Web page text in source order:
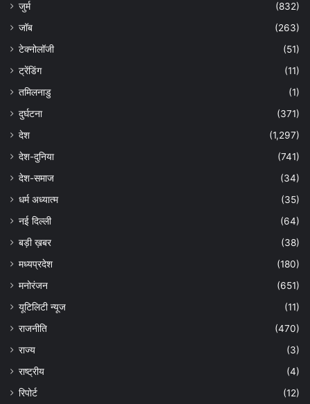
जुर्म
(832)
जॉब
(263)
टेक्नोलॉजी
(51)
ट्रेंडिंग
(11)
तमिलनाडु
(1)
दुर्घटना
(371)
देश
(1,297)
देश-दुनिया
(741)
देश-समाज
(34)
धर्म अध्यात्म
(35)
नई दिल्ली
(64)
बड़ी ख़बर
(38)
मध्यप्रदेश
(180)
मनोरंजन
(651)
यूटिलिटी न्यूज
(11)
राजनीति
(470)
राज्य
(3)
राष्ट्रीय
(4)
रिपोर्ट
(12)